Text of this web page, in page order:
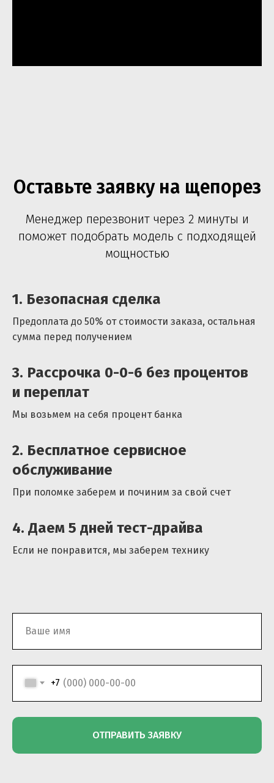
Оставьте заявку на щепорез
Менеджер перезвонит через 2 минуты и
поможет подобрать модель с подходящей
мощностью
1. Безопасная сделка
Предоплата до 50% от стоимости заказа, остальная
сумма перед получением
3. Рассрочка 0-0-6 без процентов
и переплат
Мы возьмем на себя процент банка
2. Бесплатное сервисное
обслуживание
При поломке заберем и починим за свой счет
4. Даем 5 дней тест-драйва
Если не понравится, мы заберем технику
+7
ОТПРАВИТЬ ЗАЯВКУ